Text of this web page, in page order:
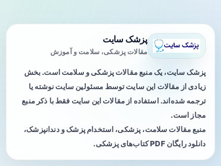
پزشک سایت
مقالات پزشکی، سلامت و آموزش
پزشک سایت، یک منبع مقالات پزشکی و سلامت است. بخش
زیادی از مقالات این سایت توسط مسئولین سایت نوشته یا
ترجمه شده‌اند. استفاده از مقالات این سایت فقط با ذکر منبع
مجاز است.
منبع مقالات سلامت، پزشکی، استخدام پزشک و دندانپزشک،
دانلود رایگان PDF کتاب‌های پزشکی.